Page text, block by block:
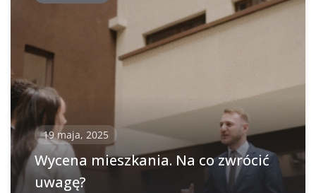
19 maja, 2025
Wycena mieszkania. Na co zwrócić
uwagę?